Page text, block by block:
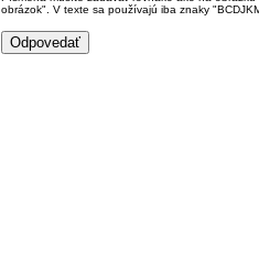
obrázok". V texte sa používajú iba znaky